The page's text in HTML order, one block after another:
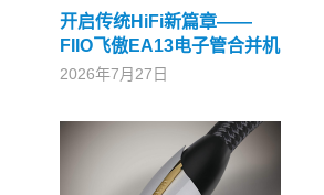
开启传统HiFi新篇章——
FIIO飞傲EA13电子管合并机
2026年7月27日